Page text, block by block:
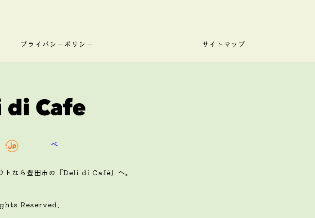
プライバシーポリシー サイトマップ
トなら豊田市の『Deli di Café』へ。
Reserved.